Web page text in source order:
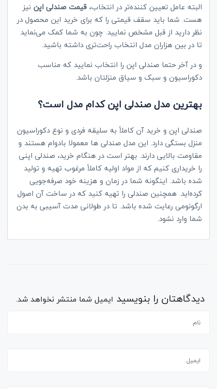
البته عامل تعیین کننده‌تر در انتخاب،قیمت صندلی اپن نیز
هست. شما باید سقف قیمتی را که برای خرید این محصول در
نظر دارید از قبل مشخص نمایید. چون به شما کمک می‌نماید
تا در بین هزاران مدل انتخاب راحت‌تری داشته باشید.
و در آخر حتما صندلی اپن را انتخاب نمایید که مناسب
دکوراسیون و سبک و سیاق منزلتان باشد.
بهترین مدل صندلی اپن کدام مدل است؟
صندلی اپن و خرید آن کاملاً به سلیقه فردی و نوع دکوراسیون
منزل بستگی دارد. این مدل صندلی‌ ها معمولا بادوام هستند و
مقاومت بالایی دارند. بهتر است در هنگام خرید، صندلی اپنی
را خریداری کنیم که از مواد اولیه کاملاً مرغوب تهیه و تولید
شده باشد. اینگونه شما در زمان و هزینه خود صرفه‌جویی
کرده‌اید. همچنین صندلی را تهیه کنید که در ساخت آن اصول
ارگونومی رعایت شده باشد. تا در طولانی مدت آسیبی به بدن
شما وارد نشود.
دیدگاهتان را بنویسید ایمیل شما منتشر نخواهد شد.